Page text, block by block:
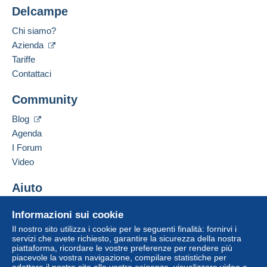
Da 51gr a 500gr
17,30 €
A partire da 501gr
24,40 €
Per accedere alle informazioni
essere un utente registrato ed
effettuare il login.
Login
Registr
ati
Luogo:
Ungheria
Lingua parlata:
Contattare il venditore
Informazioni sui cookie
Il nostro sito utilizza i cookie per le seguenti finalità: fornirvi i
servizi che avete richiesto, garantire la sicurezza della nostra
piattaforma, ricordare le vostre preferenze per rendere più
piacevole la vostra navigazione, compilare statistiche per
Delcampe
Chi siamo?
Azienda
Tariffe
Contattaci
Community
Blog
Agenda
I Forum
Video
Aiuto
Vendere su Delcampe
Un sito sicuro